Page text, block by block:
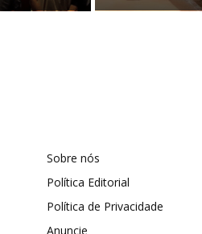
Sobre nós
Política Editorial
Política de Privacidade
Anuncie